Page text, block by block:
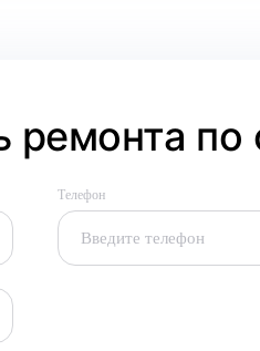
ремонта по
Телефон